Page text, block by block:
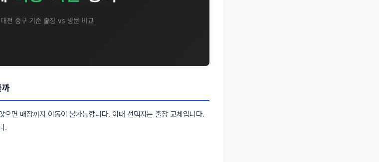
까
으면 매장까지 이동이 불가능합니다. 이때 선택지는 출장 교체입니다.
.